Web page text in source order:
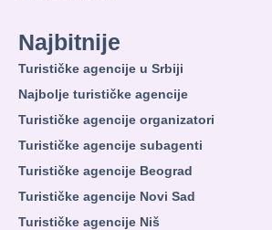
Najbitnije
Turističke agencije u Srbiji
Najbolje turističke agencije
Turističke agencije organizatori
Turističke agencije subagenti
Turističke agencije Beograd
Turističke agencije Novi Sad
Turističke agencije Niš